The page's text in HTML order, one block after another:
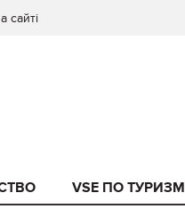
сайті
VSE ПО